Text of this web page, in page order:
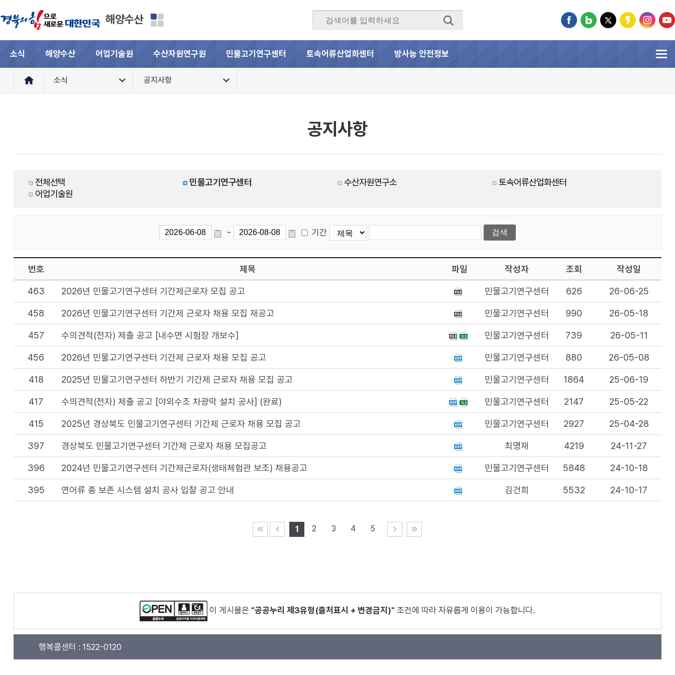
해양수산
소식 해양수산 어업기술원 수산자원연구원 민물고기연구센터 토속어류산업화센터 방사능 안전정보
소식 공지사항
공지사항
전체선택 민물고기연구센터 수산자원연구소
토속어류산업화센터
어업기술원
- 기간
번호 제목 파일 작성자 조회 작성일
463 2026년 민물고기연구센터 기간제근로자 모집 공고 민물고기연구센터 626 26-06-25
458 2026년 민물고기연구센터 기간제 근로자 채용 모집 재공고 민물고기연구센터 990 26-05-18
457 수의견적(전자) 제출 공고 [내수면 시험장 개보수] 민물고기연구센터 739 26-05-11
456 2026년 민물고기연구센터 기간제 근로자 채용 모집 공고 민물고기연구센터 880 26-05-08
418 2025년 민물고기연구센터 하반기 기간제 근로자 채용 모집 공고 민물고기연구센터 1864 25-06-19
417 수의견적(전자) 제출 공고 [야외수조 차광막 설치 공사] (완료) 민물고기연구센터 2147 25-05-22
415 2025년 경상북도 민물고기연구센터 기간제 근로자 채용 모집 공고 민물고기연구센터 2927 25-04-28
397 경상북도 민물고기연구센터 기간제 근로자 채용 모집공고 최명재 4219 24-11-27
396 2024년 민물고기연구센터 기간제근로자(생태체험관 보조) 채용공고 민물고기연구센터 5848 24-10-18
395 연어류 종 보존 시스템 설치 공사 입찰 공고 안내 김건희 5532 24-10-17
1 2 3 4 5
이 게시물은 "공공누리 제3유형(출처표시 + 변경금지)" 조건에 따라 자유롭게 이용이 가능합니다.
행복콜센터 : 1522-0120